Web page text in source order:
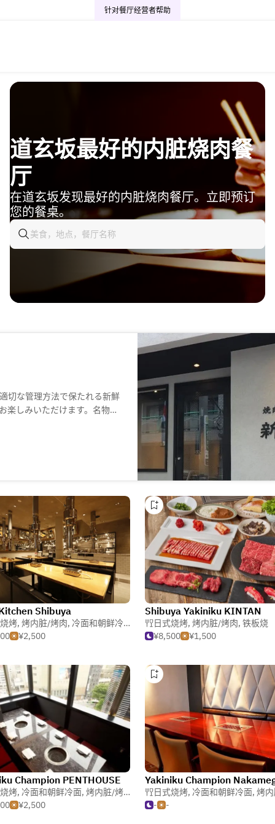
针对餐厅经营者帮助
道玄坂最好的内脏烧肉餐
厅
在道玄坂发现最好的内脏烧肉餐厅。立即预订
您的餐桌。
切な管理方法で保たれる新鮮
楽しみいただけます。名物の
Shibuya
烤, 烤内脏/烤肉, 冷面和朝鲜冷面
¥2,500
Shibuya Yakiniku KINTAN
日式烧烤, 烤内脏/烤肉, 铁板烧
¥8,500
¥1,500
Champion PENTHOUSE
烤, 冷面和朝鲜冷面, 烤内脏/烤肉
¥2,500
日式烧烤, 冷面和朝鲜冷面, 烤内
-
-